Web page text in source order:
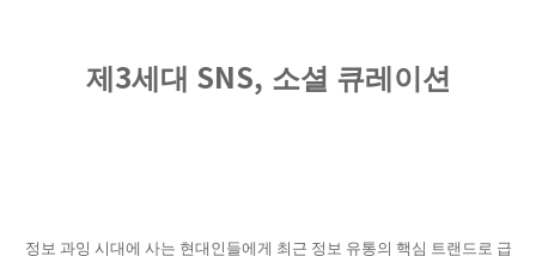
제 3세대 SNS, 소셜 큐레이션
정보 과잉 시대에 사는 현대인들에게 최근 정보 유통의 핵심 트랜드로 급